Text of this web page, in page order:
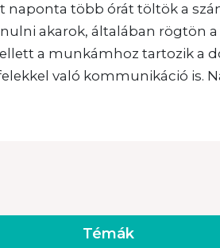
naponta több órát töltök a
akarok, általában rögtön
a munkámhoz tartozik a
való kommunikáció is.
Témák